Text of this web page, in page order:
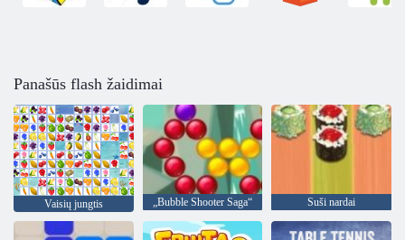
Panašūs flash žaidimai
Vaisių jungtis „Bubble Shooter Saga“ Suši nardai